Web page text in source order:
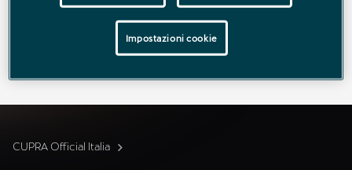
Puoi continuare a esplorare il sito usando il menù di
navigazione qui sopra.
CUPRA Official Italia
Impostazioni cookie